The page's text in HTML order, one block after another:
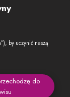
by uczynić naszą
do